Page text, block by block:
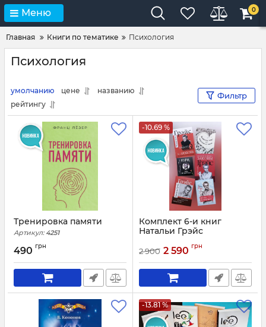
Меню 0
Главная Книги по тематике Психология
Психология
умолчанию цене
названию
рейтингу
Фильтр
Тренировка памяти
Артикул: 4251
490 грн
-10.69 %
Комплект 6-и книг
Натальи Грэйс
2 900 2 590 грн
-13.81 %